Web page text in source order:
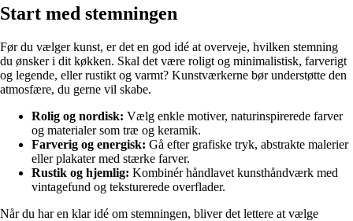
Start med stemningen
Før du vælger kunst, er det en god idé at overveje, hvilken stemning
du ønsker i dit køkken. Skal det være roligt og minimalistisk, farverigt
og legende, eller rustikt og varmt? Kunstværkerne bør understøtte den
atmosfære, du gerne vil skabe.
Rolig og nordisk: Vælg enkle motiver, naturinspirerede farver
og materialer som træ og keramik.
Farverig og energisk: Gå efter grafiske tryk, abstrakte malerier
eller plakater med stærke farver.
Rustik og hjemlig: Kombinér håndlavet kunsthåndværk med
vintagefund og teksturerede overflader.
Når du har en klar idé om stemningen, bliver det lettere at vælge